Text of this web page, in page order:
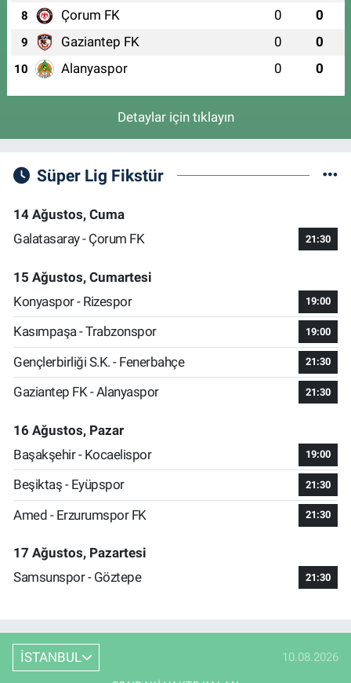
8 Çorum FK 0 0
9 Gaziantep FK 0 0
10 Alanyaspor 0 0
Detaylar için tıklayın
Süper Lig Fikstür
14 Ağustos, Cuma
Galatasaray - Çorum FK
21:30
15 Ağustos, Cumartesi
Konyaspor - Rizespor
19:00
Kasımpaşa - Trabzonspor 19:00
Gençlerbirliği S.K. - Fenerbahçe 21:30
Gaziantep FK - Alanyaspor 21:30
16 Ağustos, Pazar
Başakşehir - Kocaelispor
19:00
Beşiktaş - Eyüpspor 21:30
Amed - Erzurumspor FK 21:30
17 Ağustos, Pazartesi
Samsunspor - Göztepe
21:30
İSTANBUL 10.08.2026